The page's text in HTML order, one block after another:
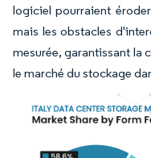
logiciel pourraient
mais les obstacles
mesurée, garantissant la
le marché du stockage